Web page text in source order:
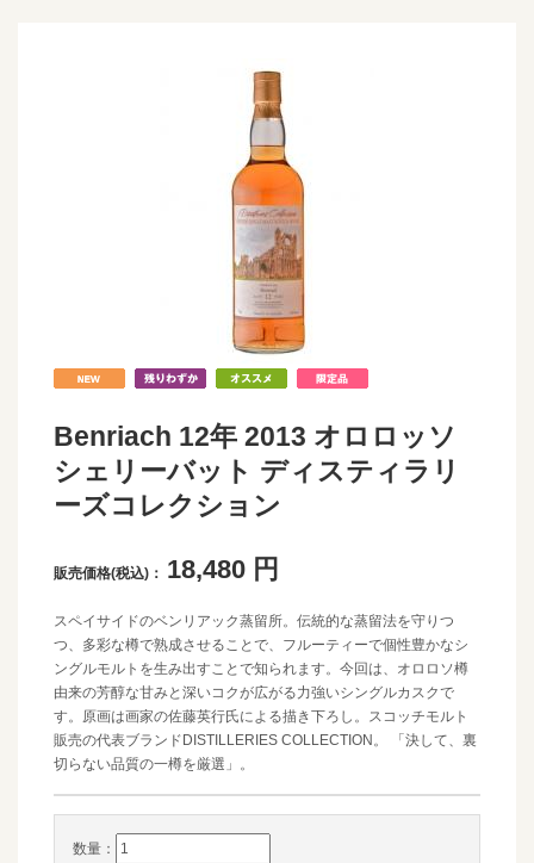
Benriach 12年 2013 オロロッソ
シェリーバット ディスティラリ
ーズコレクション
販売価格(税込)： 18,480 円
スペイサイドのベンリアック蒸留所。伝統的な蒸留法を守りつ
つ、多彩な樽で熟成させることで、フルーティーで個性豊かなシ
ングルモルトを生み出すことで知られます。今回は、オロロソ樽
由来の芳醇な甘みと深いコクが広がる力強いシングルカスクで
す。原画は画家の佐藤英行氏による描き下ろし。スコッチモルト
販売の代表ブランドDISTILLERIES COLLECTION。 「決して、裏
切らない品質の一樽を厳選」。
数量：